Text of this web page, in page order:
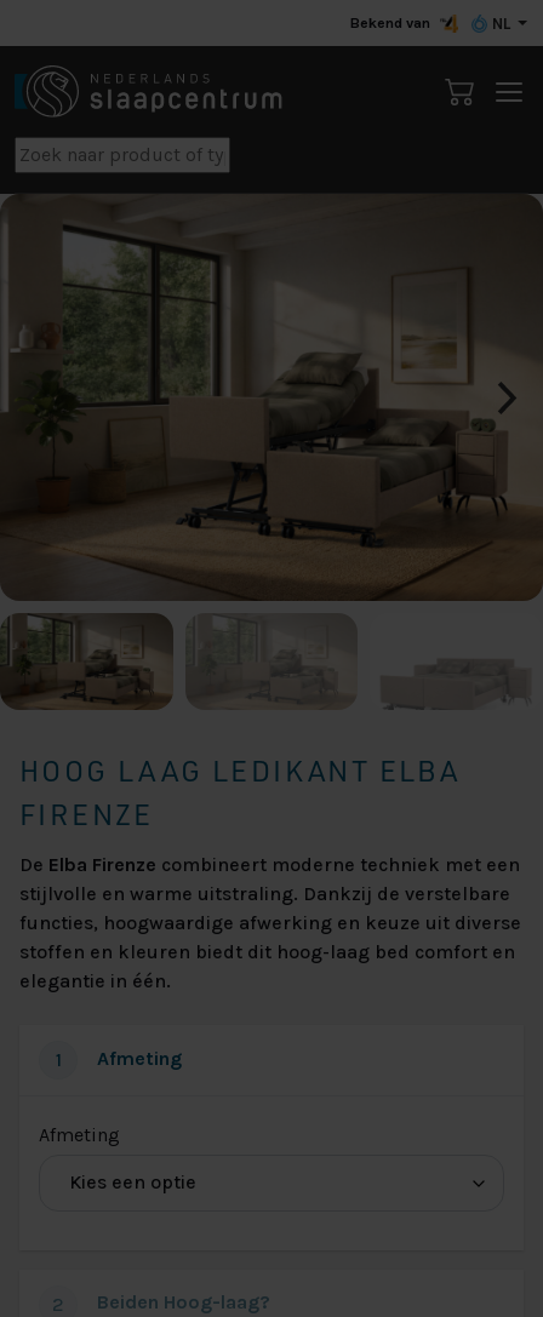
Bekend van NL
HOOG LAAG LEDIKANT ELBA
FIRENZE
De Elba Firenze combineert moderne techniek met een
stijlvolle en warme uitstraling. Dankzij de verstelbare
functies, hoogwaardige afwerking en keuze uit diverse
stoffen en kleuren biedt dit hoog-laag bed comfort en
elegantie in één.
1 Afmeting
Afmeting
Afmeting
2 Beiden Hoog-laag?